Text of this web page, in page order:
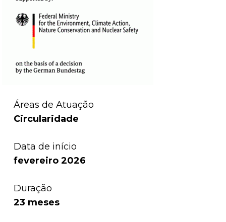
Áreas de Atuação
Circularidade
Data de início
fevereiro 2026
Duração
23 meses